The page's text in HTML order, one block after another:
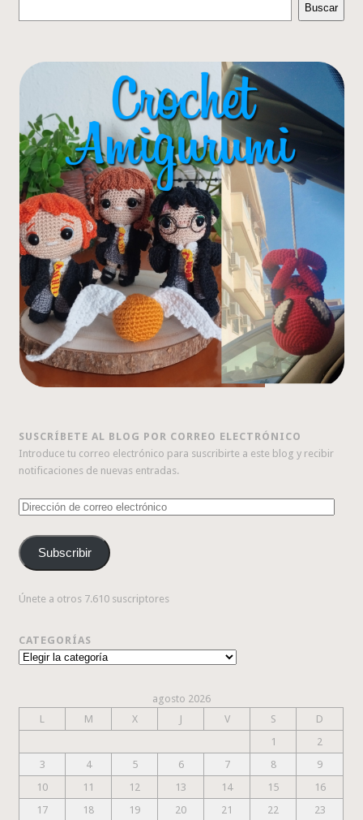
Buscar
SUSCRÍBETE AL BLOG POR CORREO ELECTRÓNICO
Introduce tu correo electrónico para suscribirte a este blog y recibir
notificaciones de nuevas entradas.
Dirección
correo
electrónico
Subscribir
Únete a otros 7.610 suscriptores
CATEGORÍAS
Categorías
agosto 2026
L
M X J V S
D
1
2
3
4 5 6 7 8
9
10
11 12 13 14 15
16
17
18 19 20 21 22
23